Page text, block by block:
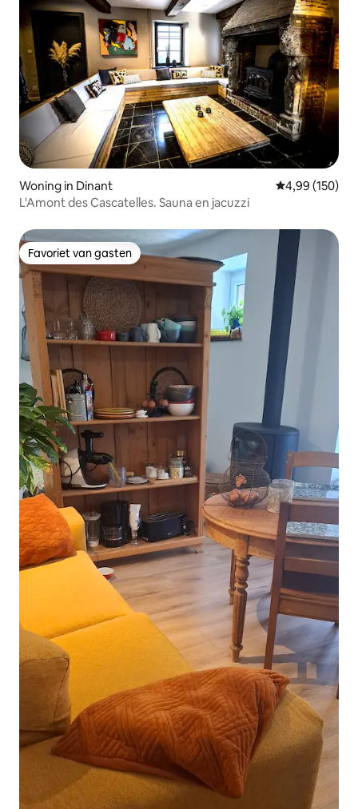
Woning in Dinant Gemiddelde
4,99 (150)
L'Amont des Cascatelles. Sauna en jacuzzi
Favoriet van gasten
Favoriet van gasten